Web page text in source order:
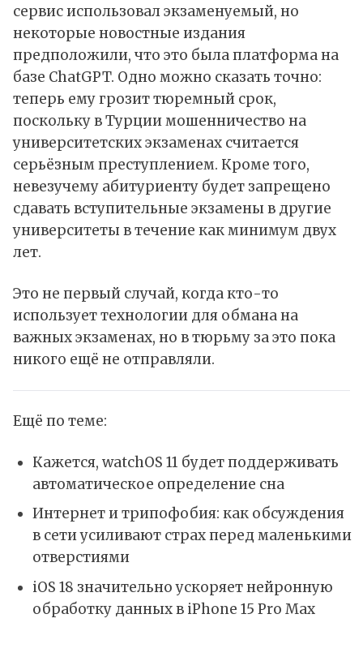
сервис использовал экзаменуемый, но
некоторые новостные издания
предположили, что это была платформа на
базе ChatGPT. Одно можно сказать точно:
теперь ему грозит тюремный срок,
поскольку в Турции мошенничество на
университетских экзаменах считается
серьёзным преступлением. Кроме того,
невезучему абитуриенту будет запрещено
сдавать вступительные экзамены в другие
университеты в течение как минимум двух
лет.
Это не первый случай, когда кто-то
использует технологии для обмана на
важных экзаменах, но в тюрьму за это пока
никого ещё не отправляли.
Ещё по теме:
Кажется, watchOS 11 будет поддерживать
автоматическое определение сна
Интернет и трипофобия: как обсуждения
в сети усиливают страх перед маленькими
отверстиями
iOS 18 значительно ускоряет нейронную
обработку данных в iPhone 15 Pro Max